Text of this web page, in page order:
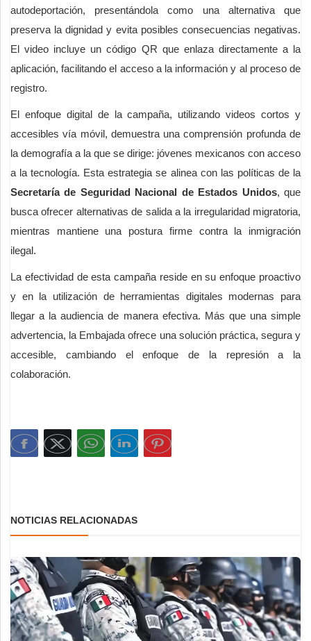
autodeportación, presentándola como una alternativa que
preserva la dignidad y evita posibles consecuencias negativas.
El video incluye un código QR que enlaza directamente a la
aplicación, facilitando el acceso a la información y al proceso de
registro.
El enfoque digital de la campaña, utilizando videos cortos y
accesibles vía móvil, demuestra una comprensión profunda de
la demografía a la que se dirige: jóvenes mexicanos con acceso
a la tecnología. Esta estrategia se alinea con las políticas de la
Secretaría de Seguridad Nacional de Estados Unidos, que
busca ofrecer alternativas de salida a la irregularidad migratoria,
mientras mantiene una postura firme contra la inmigración
ilegal.
La efectividad de esta campaña reside en su enfoque proactivo
y en la utilización de herramientas digitales modernas para
llegar a la audiencia de manera efectiva. Más que una simple
advertencia, la Embajada ofrece una solución práctica, segura y
accesible, cambiando el enfoque de la represión a la
colaboración.
NOTICIAS RELACIONADAS